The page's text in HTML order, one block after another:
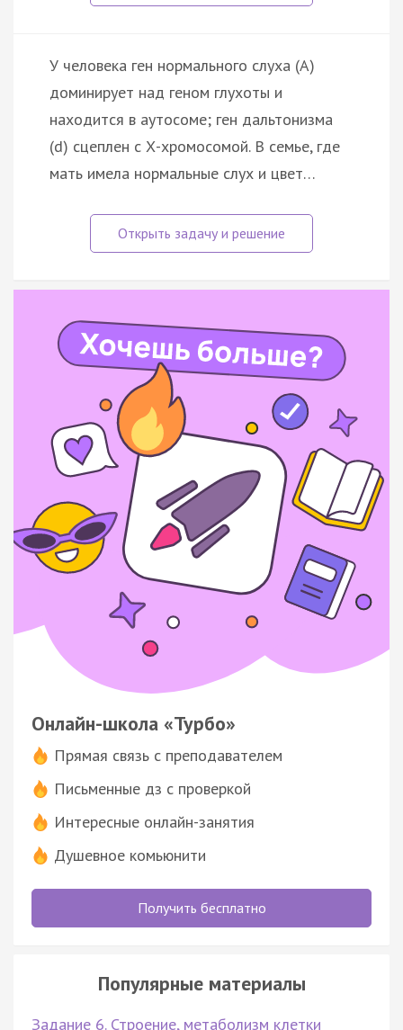
У человека ген нормального слуха (А)
доминирует над геном глухоты и
находится в аутосоме; ген дальтонизма
(d) сцеплен с Х-хромосомой. В семье, где
мать имела нормальные слух и цвет…
Онлайн-школа «Турбо»
Прямая связь с преподавателем
Письменные дз с проверкой
Интересные онлайн-занятия
Душевное комьюнити
Получить бесплатно
Популярные материалы
Задание 6. Строение, метаболизм клетки